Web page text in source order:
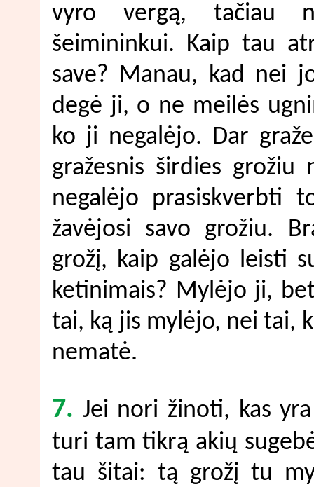
vyro vergą, tačiau
šeimininkui. Kaip tau
save? Manau, kad nei
degė ji, o ne meilės
ko ji negalėjo. Dar
gražesnis širdies
negalėjo prasiskverbti
žavėjosi savo grožiu.
grožį, kaip galėjo leisti
ketinimais? Mylėjo ji,
tai, ką jis mylėjo, nei tai,
nematė.
7. Jei nori žinoti, kas
turi tam tikrą akių
tau šitai: tą grožį tu